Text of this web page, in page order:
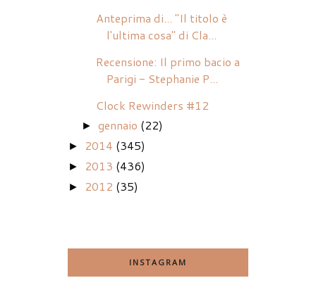
Anteprima di... "Il titolo è
l'ultima cosa" di Cla...
Recensione: Il primo bacio a
Parigi - Stephanie P...
Clock Rewinders #12
►gennaio (22)
► 2014 (345)
► 2013 (436)
► 2012 (35)
INSTAGRAM